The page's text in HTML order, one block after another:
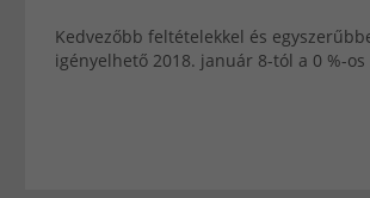
Kedvezőbb feltételekkel és
igényelhető 2018. január 8-tól a 0 %-